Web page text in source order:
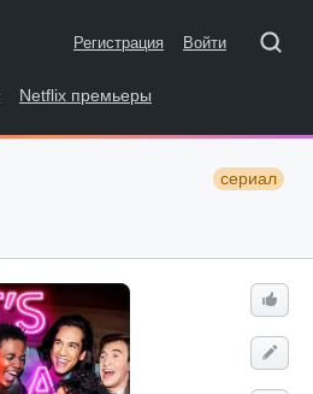
Регистрация Войти
Netflix премьеры
сериал